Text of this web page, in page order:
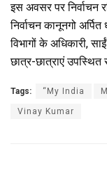
इस अवसर पर निर्वाचन
निर्वाचन कानूनगो
विभागों के अधिकारी,
छात्र-छात्राएं उपस्थित
Tags: “My India
Vinay Kumar